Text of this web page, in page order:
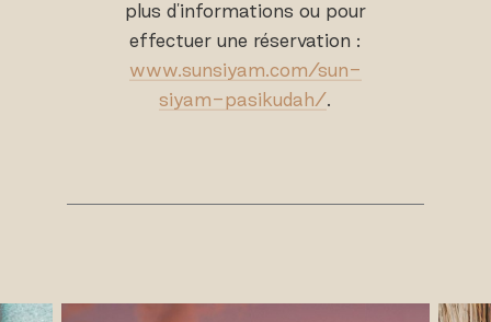
plus d'informations ou pour
effectuer une réservation :
www.sunsiyam.com/sun-
siyam-pasikudah/.